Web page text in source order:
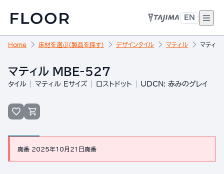
EN
Home 床材を選ぶ（製品を探す） デザインタイル マティル マティ
マティル MBE-527
タイル マティル Eサイズ ロストドット UDCN: 赤みのグレイ
廃番 2025年10月21日廃番